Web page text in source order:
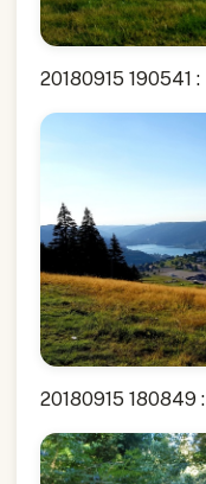
20180915 190541 :
20180915 180849 :